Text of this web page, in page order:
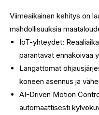
Viimeaikainen kehitys on
mahdollisuuksia
IoT-yhteydet:
parantavat ennakoivaa
Langattomat
koneen asennus ja
AI-Driven Motion
automaattisesti